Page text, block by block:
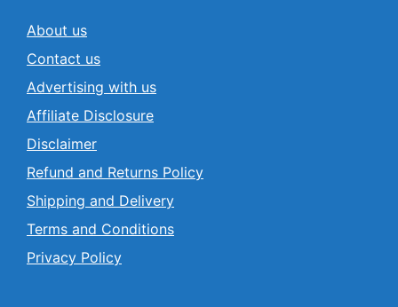
About us
Contact us
Advertising with us
Affiliate Disclosure
Disclaimer
Refund and Returns Policy
Shipping and Delivery
Terms and Conditions
Privacy Policy